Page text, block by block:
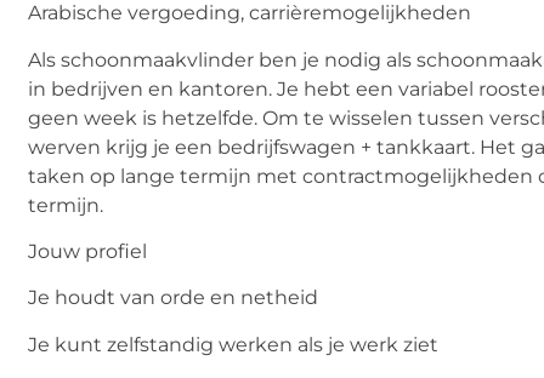
Arabische vergoeding, carrièremogelijkheden
Als schoonmaakvlinder ben je nodig als
in bedrijven en kantoren. Je hebt een variabel
geen week is hetzelfde. Om te wisselen tussen
werven krijg je een bedrijfswagen + tankkaart. Het
taken op lange termijn met contractmogelijkheden
termijn.
Jouw profiel
Je houdt van orde en netheid
Je kunt zelfstandig werken als je werk ziet